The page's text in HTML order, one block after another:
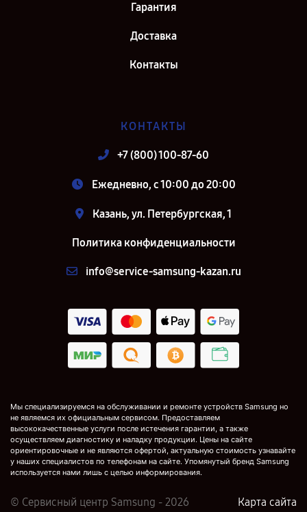
Гарантия
Доставка
Контакты
КОНТАКТЫ
+7 (800) 100-87-60
Ежедневно, с 10:00 до 20:00
Казань, ул. Петербургская, 1
Политика конфиденциальности
info@service-samsung-kazan.ru
Мы специализируемся на обслуживании и ремонте устройств Samsung но
не являемся их официальным сервисом. Предоставляем
высококачественные услуги после истечения гарантии, а также
осуществляем диагностику и наладку продукции. Цены на сайте
ориентировочные и не являются офертой, актуальную стоимость узнавайте
у наших специалистов по телефонам на сайте. Упомянутый бренд Samsung
используется нами лишь с целью информирования.
© Сервисный центр Samsung - 2026 Карта сайта